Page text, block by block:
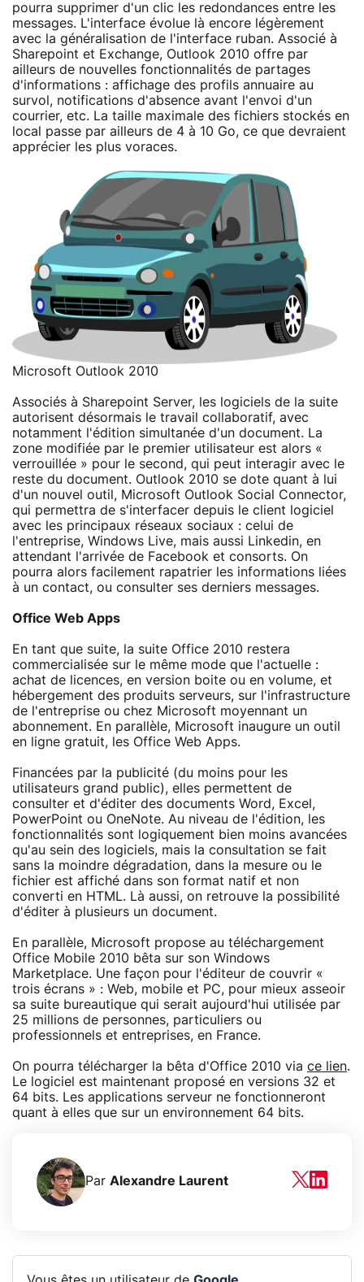
pourra supprimer d'un clic les redondances entre les
messages. L'interface évolue là encore légèrement
avec la généralisation de l'interface ruban. Associé à
Sharepoint et Exchange, Outlook 2010 offre par
ailleurs de nouvelles fonctionnalités de partages
d'informations : affichage des profils annuaire au
survol, notifications d'absence avant l'envoi d'un
courrier, etc. La taille maximale des fichiers stockés en
local passe par ailleurs de 4 à 10 Go, ce que devraient
apprécier les plus voraces.
Microsoft Outlook 2010
Associés à Sharepoint Server, les logiciels de la suite
autorisent désormais le travail collaboratif, avec
notamment l'édition simultanée d'un document. La
zone modifiée par le premier utilisateur est alors «
verrouillée » pour le second, qui peut interagir avec le
reste du document. Outlook 2010 se dote quant à lui
d'un nouvel outil, Microsoft Outlook Social Connector,
qui permettra de s'interfacer depuis le client logiciel
avec les principaux réseaux sociaux : celui de
l'entreprise, Windows Live, mais aussi Linkedin, en
attendant l'arrivée de Facebook et consorts. On
pourra alors facilement rapatrier les informations liées
à un contact, ou consulter ses derniers messages.
Office Web Apps
En tant que suite, la suite Office 2010 restera
commercialisée sur le même mode que l'actuelle :
achat de licences, en version boite ou en volume, et
hébergement des produits serveurs, sur l'infrastructure
de l'entreprise ou chez Microsoft moyennant un
abonnement. En parallèle, Microsoft inaugure un outil
en ligne gratuit, les Office Web Apps.
Financées par la publicité (du moins pour les
utilisateurs grand public), elles permettent de
consulter et d'éditer des documents Word, Excel,
PowerPoint ou OneNote. Au niveau de l'édition, les
fonctionnalités sont logiquement bien moins avancées
qu'au sein des logiciels, mais la consultation se fait
sans la moindre dégradation, dans la mesure ou le
fichier est affiché dans son format natif et non
converti en HTML. Là aussi, on retrouve la possibilité
d'éditer à plusieurs un document.
En parallèle, Microsoft propose au téléchargement
Office Mobile 2010 bêta sur son Windows
Marketplace. Une façon pour l'éditeur de couvrir «
trois écrans » : Web, mobile et PC, pour mieux asseoir
sa suite bureautique qui serait aujourd'hui utilisée par
25 millions de personnes, particuliers ou
professionnels et entreprises, en France.
On pourra télécharger la bêta d'Office 2010 via ce lien.
Le logiciel est maintenant proposé en versions 32 et
64 bits. Les applications serveur ne fonctionneront
quant à elles que sur un environnement 64 bits.
Par Alexandre Laurent